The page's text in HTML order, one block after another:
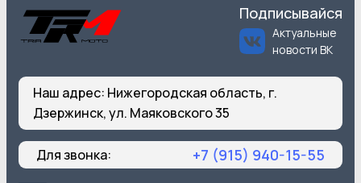
Подписывайся
Актуальные
новости ВК
Наш адрес: Нижегородская область, г.
Дзержинск, ул. Маяковского 35
Для звонка: +7 (915) 940-15-55